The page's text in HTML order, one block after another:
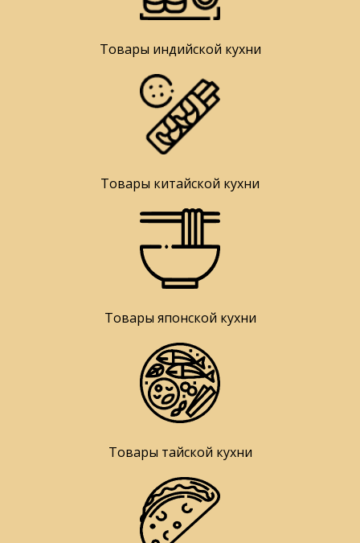
Товары индийской кухни
Товары китайской кухни
Товары японской кухни
Товары тайской кухни